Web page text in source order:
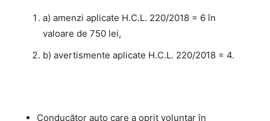
a) amenzi aplicate H.C.L. 220/2018 = 6 în
valoare de 750 lei,
b) avertismente aplicate H.C.L. 220/2018 = 4.
Conducător auto care a oprit voluntar în